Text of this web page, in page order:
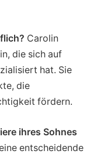
Carolin
die sich auf
hat. Sie
die
fördern.
ihres Sohnes
entscheidende